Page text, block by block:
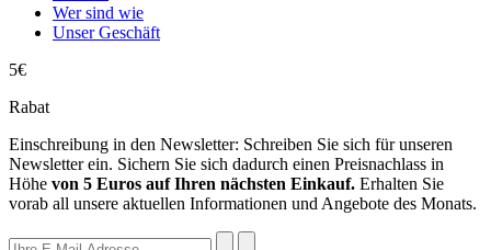
Wer sind wie
Unser Geschäft
5€
Rabat
Einschreibung in den Newsletter: Schreiben Sie sich für unseren
Newsletter ein. Sichern Sie sich dadurch einen Preisnachlass in
Höhe von 5 Euros auf Ihren nächsten Einkauf. Erhalten Sie
vorab all unsere aktuellen Informationen und Angebote des Monats.